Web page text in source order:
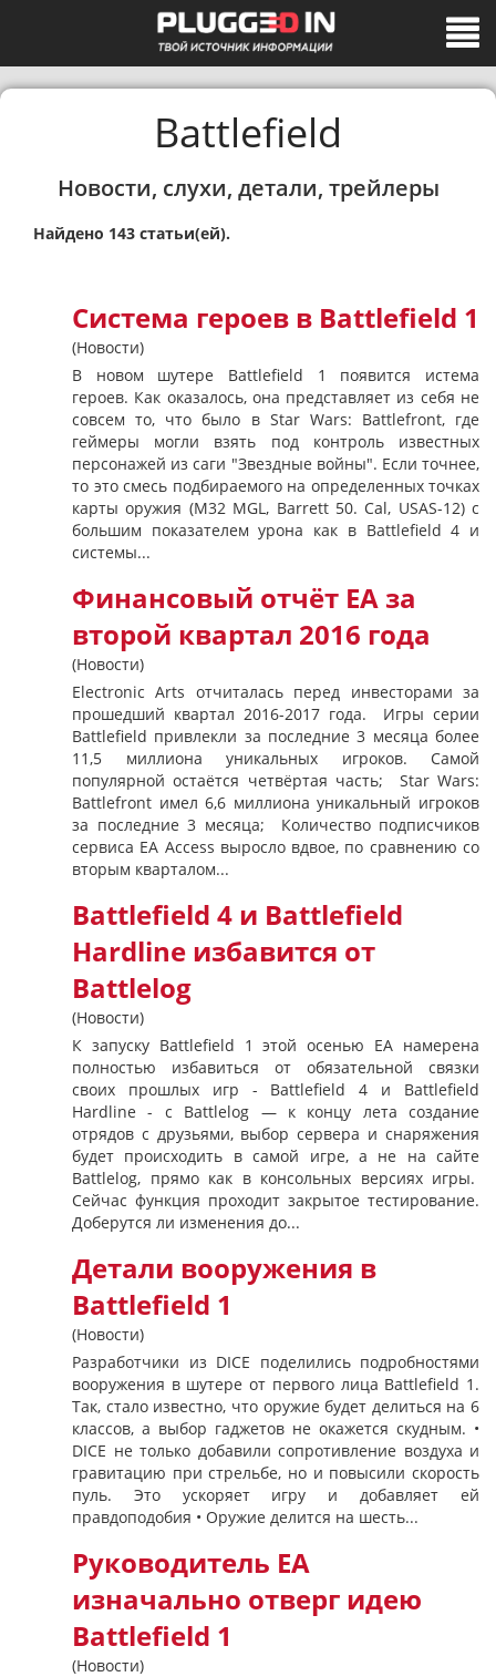
Battlefield
Новости, слухи, детали, трейлеры
Найдено 143 статьи(ей).
Система героев в Battlefield 1
(Новости)
В новом шутере Battlefield 1 появится истема
героев. Как оказалось, она представляет из себя не
совсем то, что было в Star Wars: Battlefront, где
геймеры могли взять под контроль известных
персонажей из саги "Звездные войны". Если точнее,
то это смесь подбираемого на определенных точках
карты оружия (М32 МGL, Barrett 50. Cal, USAS-12) с
большим показателем урона как в Battlefield 4 и
системы...
Финансовый отчёт ЕА за
второй квартал 2016 года
(Новости)
Electronic Arts отчиталась перед инвесторами за
прошедший квартал 2016-2017 года. Игры серии
Battlefield привлекли за последние 3 месяца более
11,5 миллиона уникальных игроков. Самой
популярной остаётся четвёртая часть; Star Wars:
Battlefront имел 6,6 миллиона уникальный игроков
за последние 3 месяца; Количество подписчиков
сервиса EA Access выросло вдвое, по сравнению со
вторым кварталом...
Battlefield 4 и Battlefield
Hardline избавится от
Battlelog
(Новости)
К запуску Battlefield 1 этой осенью ЕА намерена
полностью избавиться от обязательной связки
своих прошлых игр - Battlefield 4 и Battlefield
Hardline - с Battlelog — к концу лета создание
отрядов с друзьями, выбор сервера и снаряжения
будет происходить в самой игре, а не на сайте
Battlelog, прямо как в консольных версиях игры.
Сейчас функция проходит закрытое тестирование.
Доберутся ли изменения до...
Детали вооружения в
Battlefield 1
(Новости)
Разработчики из DICE поделились подробностями
вооружения в шутере от первого лица Battlefield 1.
Так, стало известно, что оружие будет делиться на 6
классов, а выбор гаджетов не окажется скудным. •
DICE не только добавили сопротивление воздуха и
гравитацию при стрельбе, но и повысили скорость
пуль. Это ускоряет игру и добавляет ей
правдоподобия • Оружие делится на шесть...
Руководитель EA
изначально отверг идею
Battlefield 1
(Новости)